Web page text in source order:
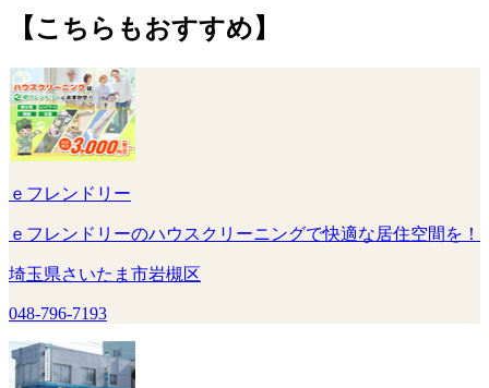
【こちらもおすすめ】
ｅフレンドリー
ｅフレンドリーのハウスクリーニングで快適な居住空間を！
埼玉県さいたま市岩槻区
048-796-7193